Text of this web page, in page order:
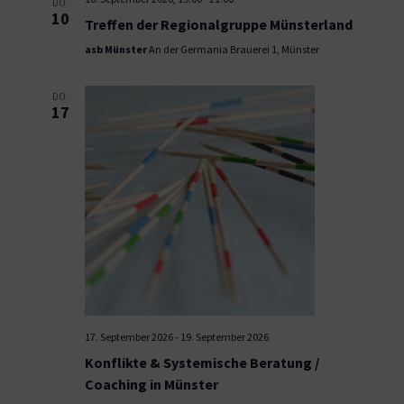
DO.
10 Treffen der Regionalgruppe Münsterland
asb MünsterAn der Germania Brauerei 1, Münster
DO.
17
17. September 2026- 19. September 2026
Konflikte & Systemische Beratung /
Coaching in Münster